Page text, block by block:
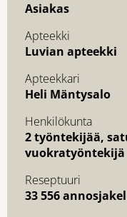
Asiakas
Apteekki
Luvian apteekki
Apteekkari
Heli Mäntysalo
Henkilökunta
2 työntekijää,
vuokratyöntekijä
Reseptuuri
33 556